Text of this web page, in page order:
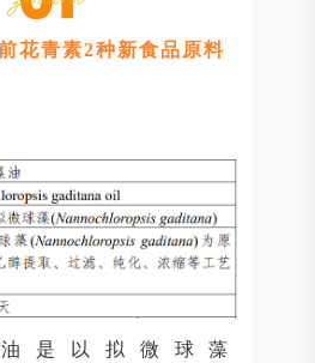
花青素2种新食品原料
是以拟微球藻